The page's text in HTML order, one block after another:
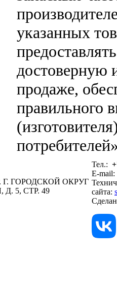
указанных
достоверную
продаже,
правильного
Г. ГОРОДСКОЙ ОКРУГ
5, СТР. 49
Тел.:
E-mail:
сайта: